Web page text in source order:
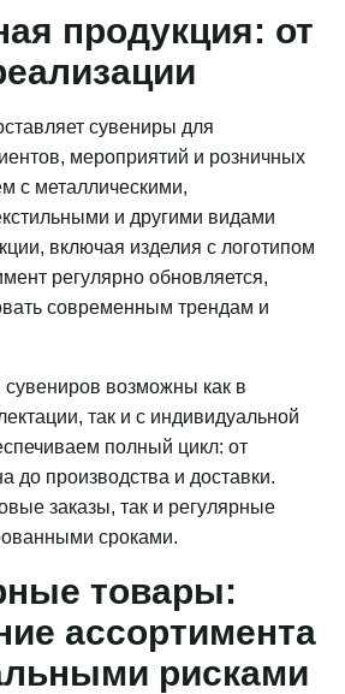
продукция: от
сувениры для
мероприятий и розничных
с металлическими,
и другими видами
включая изделия с логотипом
регулярно обновляется,
современным трендам и
возможны как в
так и с индивидуальной
полный цикл: от
до производства и доставки.
заказы, так и регулярные
сроками.
товары:
ассортимента
рисками